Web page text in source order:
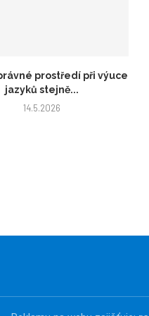
prostředí při výuce
jazyků stejně...
14.5.2026